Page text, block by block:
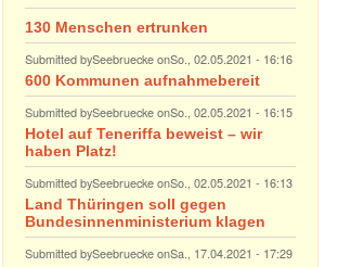
130 Menschen ertrunken
Submitted bySeebrueckeonSo., 02.05.2021 - 16:16
600 Kommunen aufnahmebereit
Submitted bySeebrueckeonSo., 02.05.2021 - 16:15
Hotel auf Teneriffa beweist – wir
haben Platz!
Submitted bySeebrueckeonSo., 02.05.2021 - 16:13
Land Thüringen soll gegen
Bundesinnenministerium klagen
Submitted bySeebrueckeonSa., 17.04.2021 - 17:29